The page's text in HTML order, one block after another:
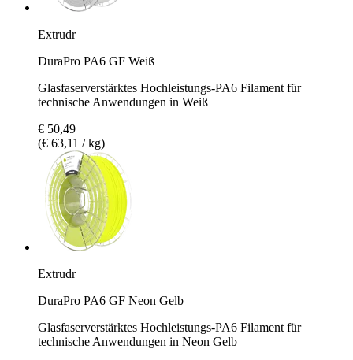
Extrudr
DuraPro PA6 GF Weiß
Glasfaserverstärktes Hochleistungs-PA6 Filament für
technische Anwendungen in Weiß
€ 50,49
(€ 63,11 / kg)
Extrudr
DuraPro PA6 GF Neon Gelb
Glasfaserverstärktes Hochleistungs-PA6 Filament für
technische Anwendungen in Neon Gelb